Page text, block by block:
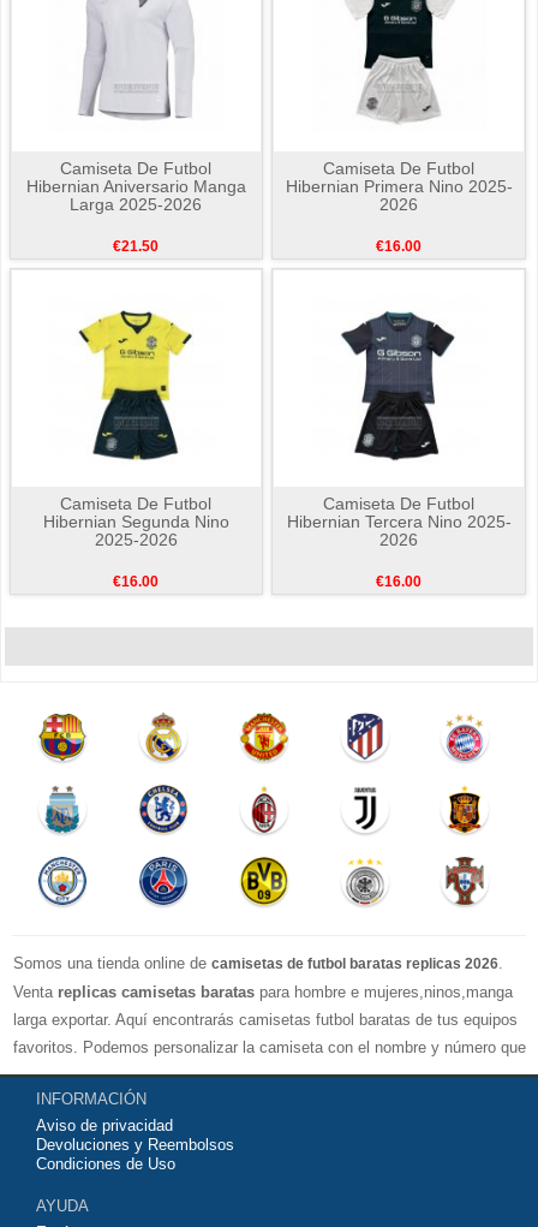
Camiseta De Futbol
Hibernian Aniversario Manga
Larga 2025-2026
€21.50
Camiseta De Futbol
Hibernian Primera Nino 2025-
2026
€16.00
Camiseta De Futbol
Hibernian Segunda Nino
2025-2026
€16.00
Camiseta De Futbol
Hibernian Tercera Nino 2025-
2026
€16.00
Somos una tienda online de camisetas de futbol baratas replicas 2026
Venta replicas camisetas baratas para hombre e mujeres,ninos,manga
larga exportar. Aquí encontrarás camisetas futbol baratas de tus equipos
favoritos. Podemos personalizar la camiseta con el nombre y número que
quieras. Nuestrascamisetas de futbol replicasson de máxima calidad
tailandesa por lo que estamos convencidos que quedarás muy satisfecho
con ella. Estas camisetas tienen un tejido transpirable por lo que te
servirán para jugar al fútbol o simplemente para animar a tu equipo
contáctanos y haremos lo posible para conseguirtela lo más barata
INFORMACIÓN
Aviso de privacidad
Devoluciones y Reembolsos
Condiciones de Uso
AYUDA